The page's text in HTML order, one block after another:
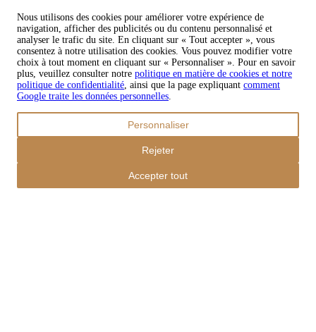
Copyright © 2026 TAPISO
Nous utilisons des cookies pour améliorer votre expérience de
navigation, afficher des publicités ou du contenu personnalisé et
analyser le trafic du site. En cliquant sur « Tout accepter », vous
consentez à notre utilisation des cookies. Vous pouvez modifier votre
choix à tout moment en cliquant sur « Personnaliser ». Pour en savoir
plus, veuillez consulter notre politique en matière de cookies et notre
politique de confidentialité, ainsi que la page expliquant comment
Google traite les données personnelles.
Personnaliser
Rejeter
Accepter tout
Panier
0,00
0,00
Poursuivre les achats